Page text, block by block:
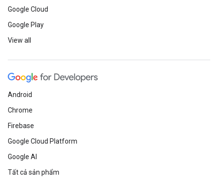
Google Cloud
Google Play
View all
Android
Chrome
Firebase
Google Cloud Platform
Google AI
Tất cả sản phẩm